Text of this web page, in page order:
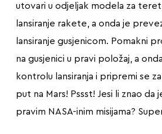
utovari u odjeljak modela za
lansiranje rakete, a onda je
lansiranje gusjenicom. Pomakni
na gusjenici u pravi položaj, a
kontrolu lansiranja i pripremi se
put na Mars! Pssst! Jesi li znao da
pravim NASA-inim misijama?